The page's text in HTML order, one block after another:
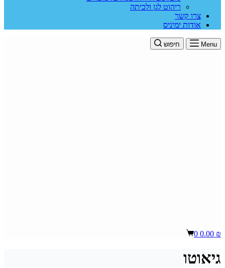
ריהוט לגן ולכיתה
צרו קשר
אודות ימיניס
Menu חיפוש
Shopping
0.00 ₪
0
גיאוטו